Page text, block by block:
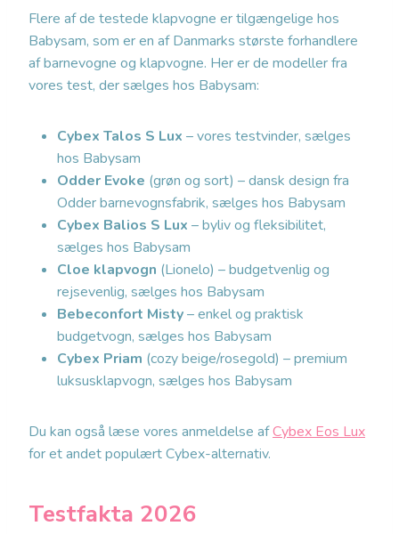
Flere af de testede klapvogne er tilgængelige hos
Babysam, som er en af Danmarks største forhandlere
af barnevogne og klapvogne. Her er de modeller fra
vores test, der sælges hos Babysam:
Cybex Talos S Lux – vores testvinder, sælges
hos Babysam
Odder Evoke (grøn og sort) – dansk design fra
Odder barnevognsfabrik, sælges hos Babysam
Cybex Balios S Lux – byliv og fleksibilitet,
sælges hos Babysam
Cloe klapvogn (Lionelo) – budgetvenlig og
rejsevenlig, sælges hos Babysam
Bebeconfort Misty– enkel og praktisk
budgetvogn, sælges hos Babysam
Cybex Priam (cozy beige/rosegold) – premium
luksusklapvogn, sælges hos Babysam
Du kan også læse vores anmeldelse afCybex Eos Lux
for et andet populært Cybex-alternativ.
Testfakta 2026